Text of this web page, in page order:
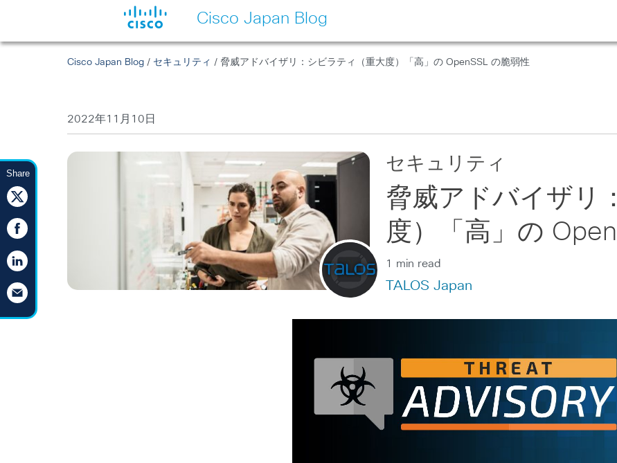
Cisco Japan Blog
Share
Cisco Japan Blog / セキュリティ / 脅威アドバイザリ：シビラティ（重大度）「高」の OpenSSL の脆弱性
2022年11月10日
セキュリティ
脅威アドバイザリ
度）「高」の
1 min read
TALOS Japan